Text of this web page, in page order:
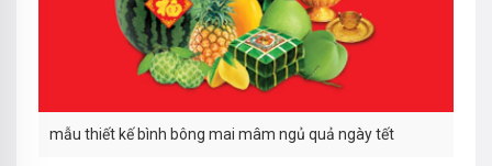
mẫu thiết kế bình bông mai mâm ngủ quả ngày tết